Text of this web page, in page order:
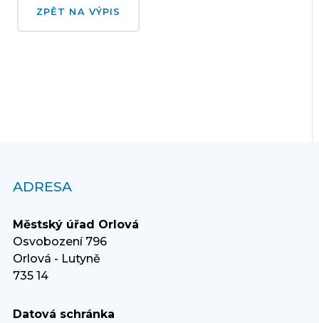
ZPĚT NA VÝPIS
ADRESA
Městský úřad Orlová
Osvobození 796
Orlová - Lutyně
735 14
Datová schránka